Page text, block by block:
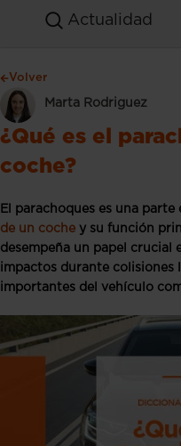
Actualidad
Volver
Marta Rodriguez
¿Qué es el
coche?
El parachoques es una parte
de un coche y su función
desempeña un papel crucial
impactos durante colisiones
importantes del vehículo